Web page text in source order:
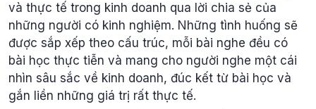
và thực tế trong kinh doanh qua lời chia sẻ của
những người có kinh nghiệm. Những tình huống sẽ
được sắp xếp theo cấu trúc, mỗi bài nghe đều có
bài học thực tiễn và mang cho người nghe một cái
nhìn sâu sắc về kinh doanh, đúc kết từ bài học và
gắn liền những giá trị rất thực tế.